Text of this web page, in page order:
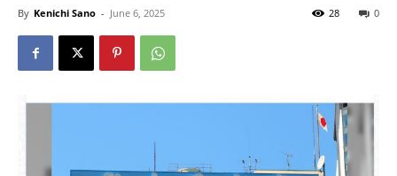
By Kenichi Sano - June 6, 2025 0
28